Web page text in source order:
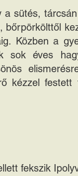
sütés,
Közben a
sok éves
kézzel festett
fekszik